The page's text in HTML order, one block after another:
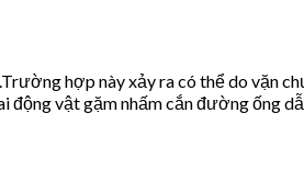
hợp này xảy ra có thể do vặn
động vật gặm nhấm cắn đường ống